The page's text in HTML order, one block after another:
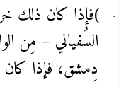
(فإذا كان ذلك
السُفياني – مِن
دِمشق، فإذا كان